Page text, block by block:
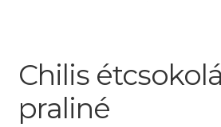
Chilis
praliné